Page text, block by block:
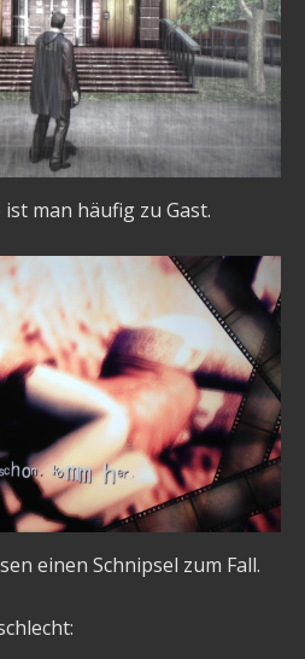
man häufig zu Gast.
einen Schnipsel zum Fall.